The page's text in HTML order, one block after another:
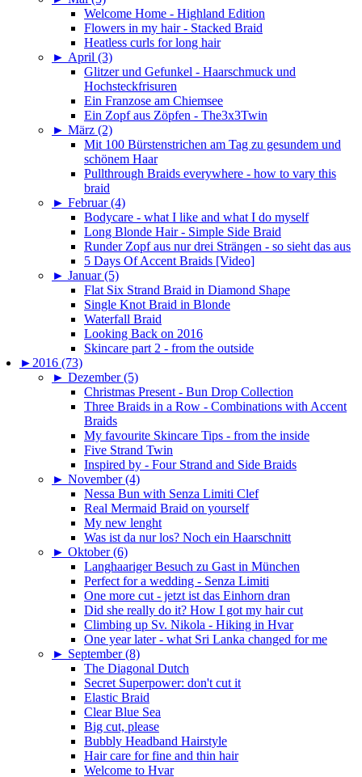
Welcome Home - Highland Edition
Flowers in my hair - Stacked Braid
Heatless curls for long hair
► April (3)
Glitzer und Gefunkel - Haarschmuck und
Hochsteckfrisuren
Ein Franzose am Chiemsee
Ein Zopf aus Zöpfen - The3x3Twin
► März (2)
Mit 100 Bürstenstrichen am Tag zu gesundem und
schönem Haar
Pullthrough Braids everywhere - how to vary this
braid
► Februar (4)
Bodycare - what I like and what I do myself
Long Blonde Hair - Simple Side Braid
Runder Zopf aus nur drei Strängen - so sieht das aus
5 Days Of Accent Braids [Video]
► Januar (5)
Flat Six Strand Braid in Diamond Shape
Single Knot Braid in Blonde
Waterfall Braid
Looking Back on 2016
Skincare part 2 - from the outside
► 2016 (73)
► Dezember (5)
Christmas Present - Bun Drop Collection
Three Braids in a Row - Combinations with Accent
Braids
My favourite Skincare Tips - from the inside
Five Strand Twin
Inspired by - Four Strand and Side Braids
► November (4)
Nessa Bun with Senza Limiti Clef
Real Mermaid Braid on yourself
My new lenght
Was ist da nur los? Noch ein Haarschnitt
► Oktober (6)
Langhaariger Besuch zu Gast in München
Perfect for a wedding - Senza Limiti
One more cut - jetzt ist das Einhorn dran
Did she really do it? How I got my hair cut
Climbing up Sv. Nikola - Hiking in Hvar
One year later - what Sri Lanka changed for me
► September (8)
The Diagonal Dutch
Secret Superpower: don't cut it
Elastic Braid
Clear Blue Sea
Big cut, please
Bubbly Headband Hairstyle
Hair care for fine and thin hair
Welcome to Hvar